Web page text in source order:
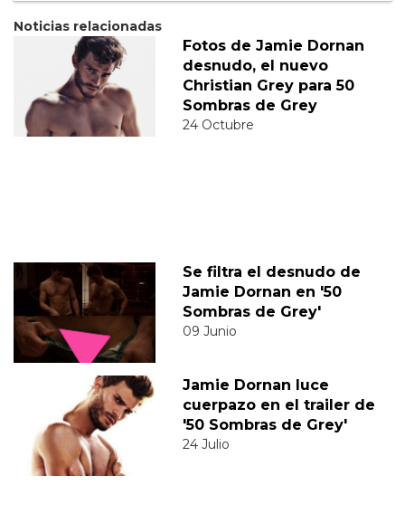
Noticias relacionadas
Fotos de Jamie Dornan
desnudo, el nuevo
Christian Grey para 50
Sombras de Grey
24 Octubre
Se filtra el desnudo de
Jamie Dornan en '50
Sombras de Grey'
09 Junio
Jamie Dornan luce
cuerpazo en el trailer de
'50 Sombras de Grey'
24 Julio